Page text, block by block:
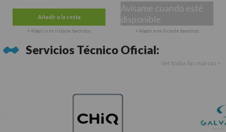
Añadir a la cesta
+ Añadir a mi lista de favoritos
Avísame cuando esté
disponible
+ Añadir a mi lista de favoritos
Servicios Técnico Oficial:
Ver todas las marcas >